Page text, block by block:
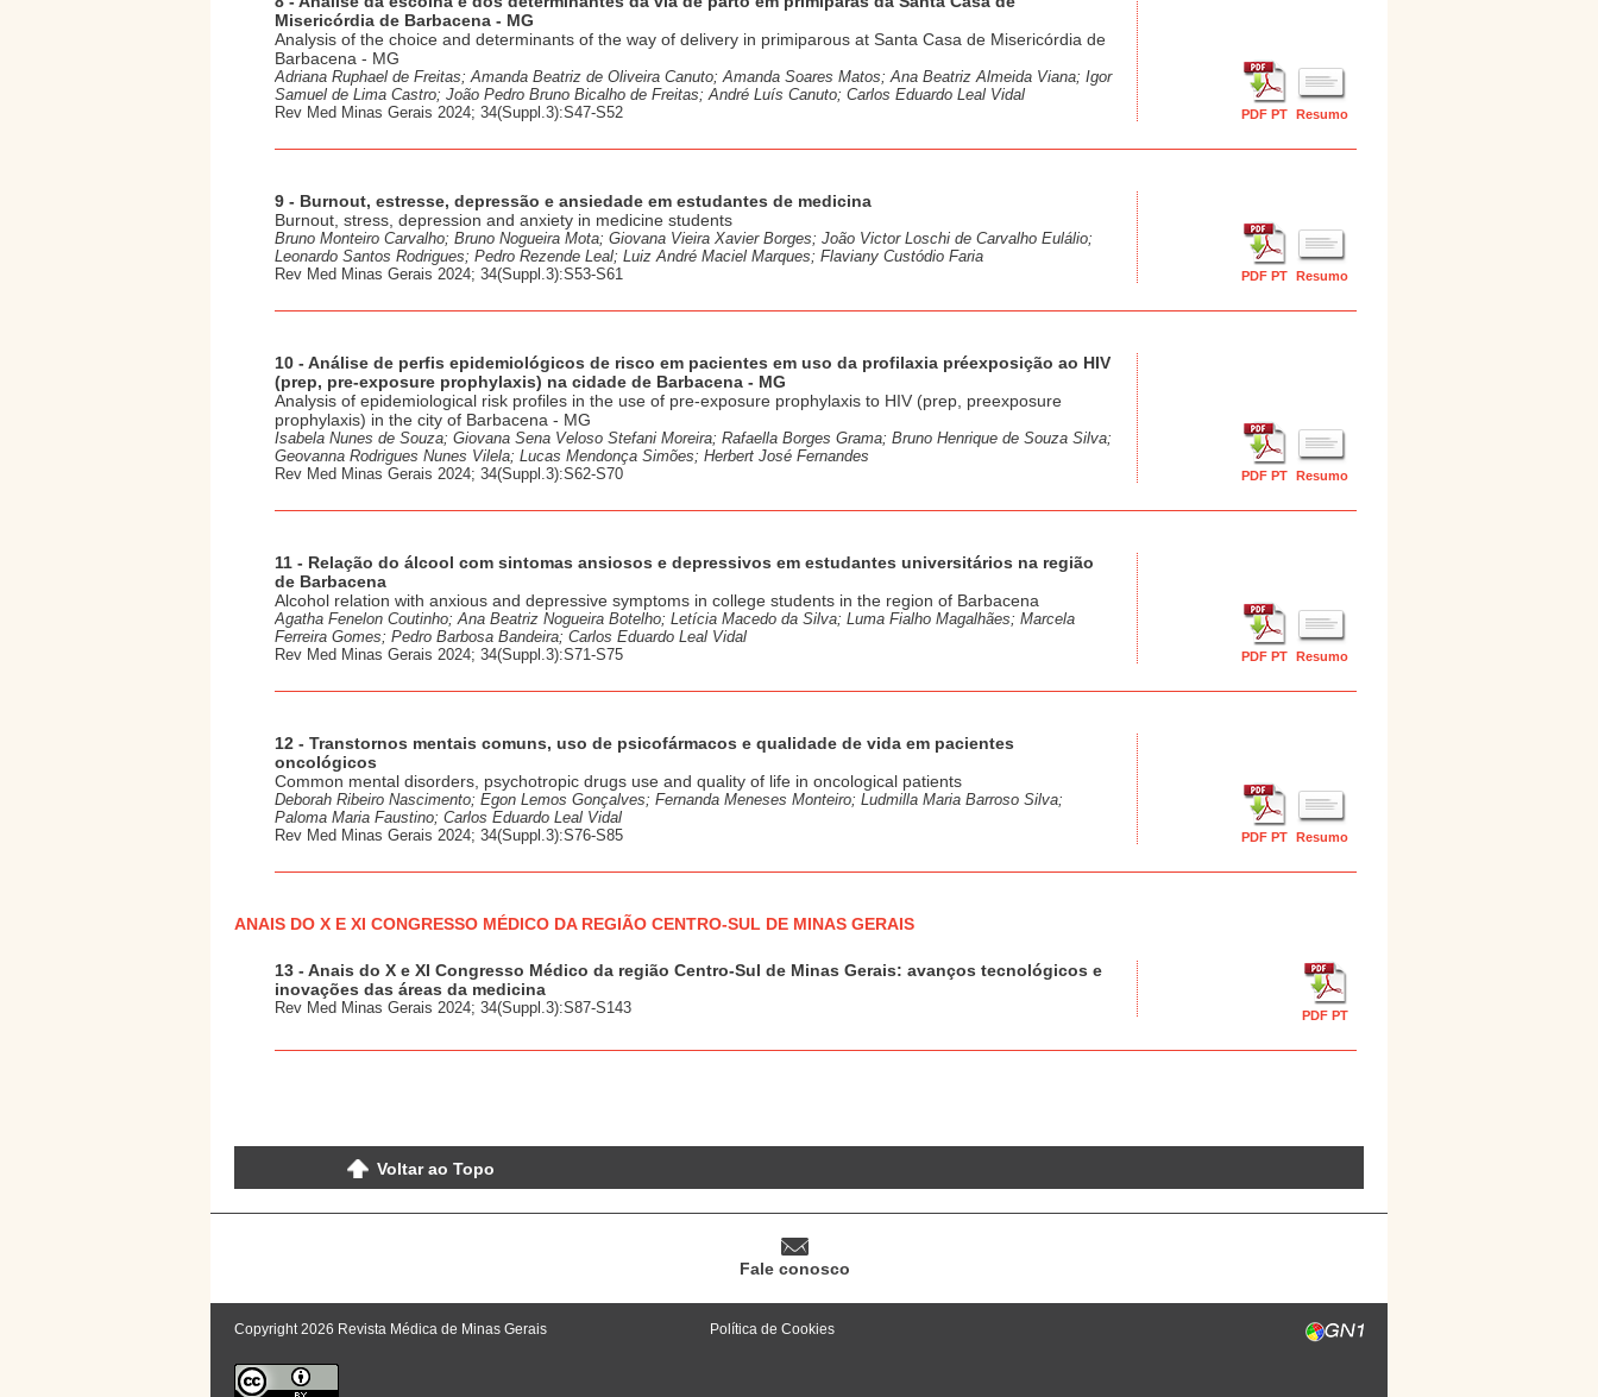
Misericórdia de Barbacena - MG
Analysis of the choice and determinants of the way of delivery in primiparous at Santa Casa de Misericórdia de
Barbacena - MG
Adriana Ruphael de Freitas; Amanda Beatriz de Oliveira Canuto; Amanda Soares Matos; Ana Beatriz Almeida Viana; Igor
Samuel de Lima Castro; João Pedro Bruno Bicalho de Freitas; André Luís Canuto; Carlos Eduardo Leal Vidal
Rev Med Minas Gerais 2024; 34(Suppl.3):S47-S52
PDF PT Resumo
9 - Burnout, estresse, depressão e ansiedade em estudantes de medicina
Burnout, stress, depression and anxiety in medicine students
Bruno Monteiro Carvalho; Bruno Nogueira Mota; Giovana Vieira Xavier Borges; João Victor Loschi de Carvalho Eulálio;
Leonardo Santos Rodrigues; Pedro Rezende Leal; Luiz André Maciel Marques; Flaviany Custódio Faria
Rev Med Minas Gerais 2024; 34(Suppl.3):S53-S61
PDF PT Resumo
10 - Análise de perfis epidemiológicos de risco em pacientes em uso da profilaxia préexposição ao HIV
(prep, pre-exposure prophylaxis) na cidade de Barbacena - MG
Analysis of epidemiological risk profiles in the use of pre-exposure prophylaxis to HIV (prep, preexposure
prophylaxis) in the city of Barbacena - MG
Isabela Nunes de Souza; Giovana Sena Veloso Stefani Moreira; Rafaella Borges Grama; Bruno Henrique de Souza Silva;
Geovanna Rodrigues Nunes Vilela; Lucas Mendonça Simões; Herbert José Fernandes
Rev Med Minas Gerais 2024; 34(Suppl.3):S62-S70
PDF PT Resumo
11 - Relação do álcool com sintomas ansiosos e depressivos em estudantes universitários na região
de Barbacena
Alcohol relation with anxious and depressive symptoms in college students in the region of Barbacena
Agatha Fenelon Coutinho; Ana Beatriz Nogueira Botelho; Letícia Macedo da Silva; Luma Fialho Magalhães; Marcela
Ferreira Gomes; Pedro Barbosa Bandeira; Carlos Eduardo Leal Vidal
Rev Med Minas Gerais 2024; 34(Suppl.3):S71-S75
PDF PT Resumo
12 - Transtornos mentais comuns, uso de psicofármacos e qualidade de vida em pacientes
oncológicos
Common mental disorders, psychotropic drugs use and quality of life in oncological patients
Deborah Ribeiro Nascimento; Egon Lemos Gonçalves; Fernanda Meneses Monteiro; Ludmilla Maria Barroso Silva;
Paloma Maria Faustino; Carlos Eduardo Leal Vidal
Rev Med Minas Gerais 2024; 34(Suppl.3):S76-S85
PDF PT Resumo
ANAIS DO X E XI CONGRESSO MÉDICO DA REGIÃO CENTRO-SUL DE MINAS GERAIS
13 - Anais do X e XI Congresso Médico da região Centro-Sul de Minas Gerais: avanços tecnológicos e
inovações das áreas da medicina
Rev Med Minas Gerais 2024; 34(Suppl.3):S87-S143 PDF PT
Voltar ao Topo
Fale conosco
Copyright 2026 Revista Médica de Minas Gerais Política de Cookies